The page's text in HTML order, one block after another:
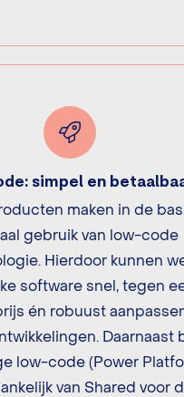
simpel en
maken in de
gebruik van low-code
Hierdoor kunnen
software snel, tegen
én robuust
Daarnaast
low-code (Power
van Shared voor